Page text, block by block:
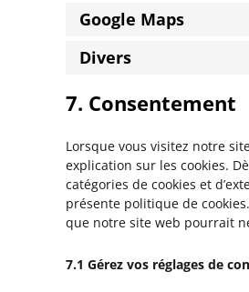
Google Maps
Divers
7. Consentement
Lorsque vous visitez notre
explication sur les cookies.
catégories de cookies et
présente politique de
que notre site web pourrait
7.1 Gérez vos réglages de